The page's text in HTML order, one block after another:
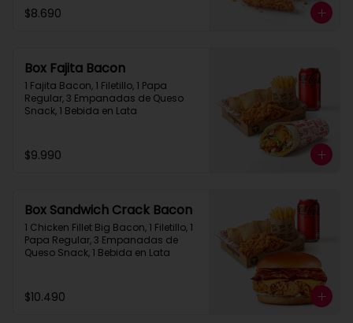
$8.690
Box Fajita Bacon
1 Fajita Bacon, 1 Filetillo, 1 Papa
Regular, 3 Empanadas de Queso
Snack, 1 Bebida en Lata
$9.990
Box Sandwich Crack Bacon
1 Chicken Fillet Big Bacon, 1 Filetillo, 1
Papa Regular, 3 Empanadas de
Queso Snack, 1 Bebida en Lata
$10.490